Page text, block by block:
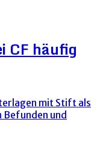
CF häufig